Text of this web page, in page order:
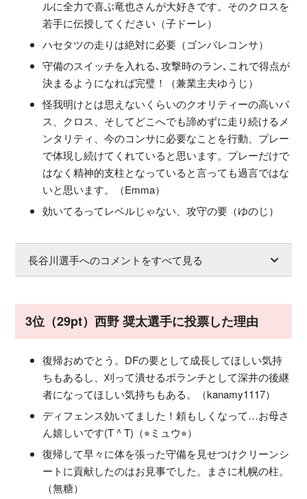
ルに全力で喜ぶ竜也さんが大好きです。そのクロスを
若手に伝授してください（子ドーレ）
ハセタツの走りは絶対に必要（ゴンバレコンサ）
守備のスイッチを入れる､攻撃時のラン､これで得点が
決まるようになれば完璧！（兼業主夫ゆうじ）
怪我明けとは思えないくらいのクオリティーの高いパ
ス、クロス、そしてどこへでも諦めずに走り続けるメ
ンタリティ、今のコンサに必要なことを行動、プレー
で体現し続けてくれていると思います。プレーだけで
はなく精神的支柱となっていると言っても過言ではな
いと思います。（Emma）
効いてるってレベルじゃない、攻守の要（ゆのじ）
長谷川選手へのコメントをすべて見る
3位（29pt）西野 奨太選手に投票した理由
復帰おめでとう。DFの要として成長してほしい気持
ちもあるし、刈って潰せるボランチとして深井の後継
者になってほしい気持ちもある。（kanamy1117）
ディフェンス効いてました！頼もしくなって…お母さ
ん嬉しいです(T ^ T)（⭐︎ミュウ⭐︎）
復帰して早々に体を張った守備を見せつけクリーンシ
ートに貢献したのはお見事でした。まさに札幌の柱。
（無糖）